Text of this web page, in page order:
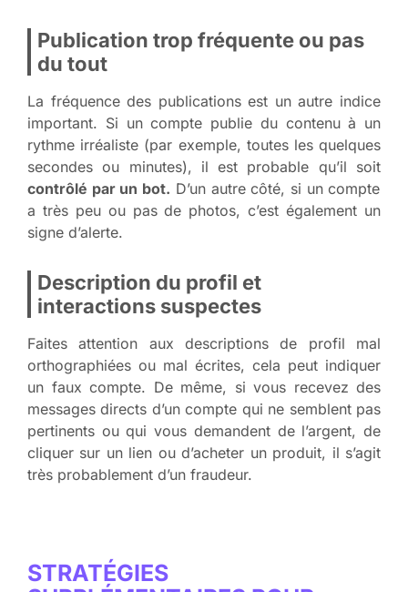
Publication trop fréquente ou pas
du tout
La fréquence des publications est un autre indice
important. Si un compte publie du contenu à un
rythme irréaliste (par exemple, toutes les quelques
secondes ou minutes), il est probable qu’il soit
contrôlé par un bot. D’un autre côté, si un compte
a très peu ou pas de photos, c’est également un
signe d’alerte.
Description du profil et
interactions suspectes
Faites attention aux descriptions de profil mal
orthographiées ou mal écrites, cela peut indiquer
un faux compte. De même, si vous recevez des
messages directs d’un compte qui ne semblent pas
pertinents ou qui vous demandent de l’argent, de
cliquer sur un lien ou d’acheter un produit, il s’agit
très probablement d’un fraudeur.
STRATÉGIES